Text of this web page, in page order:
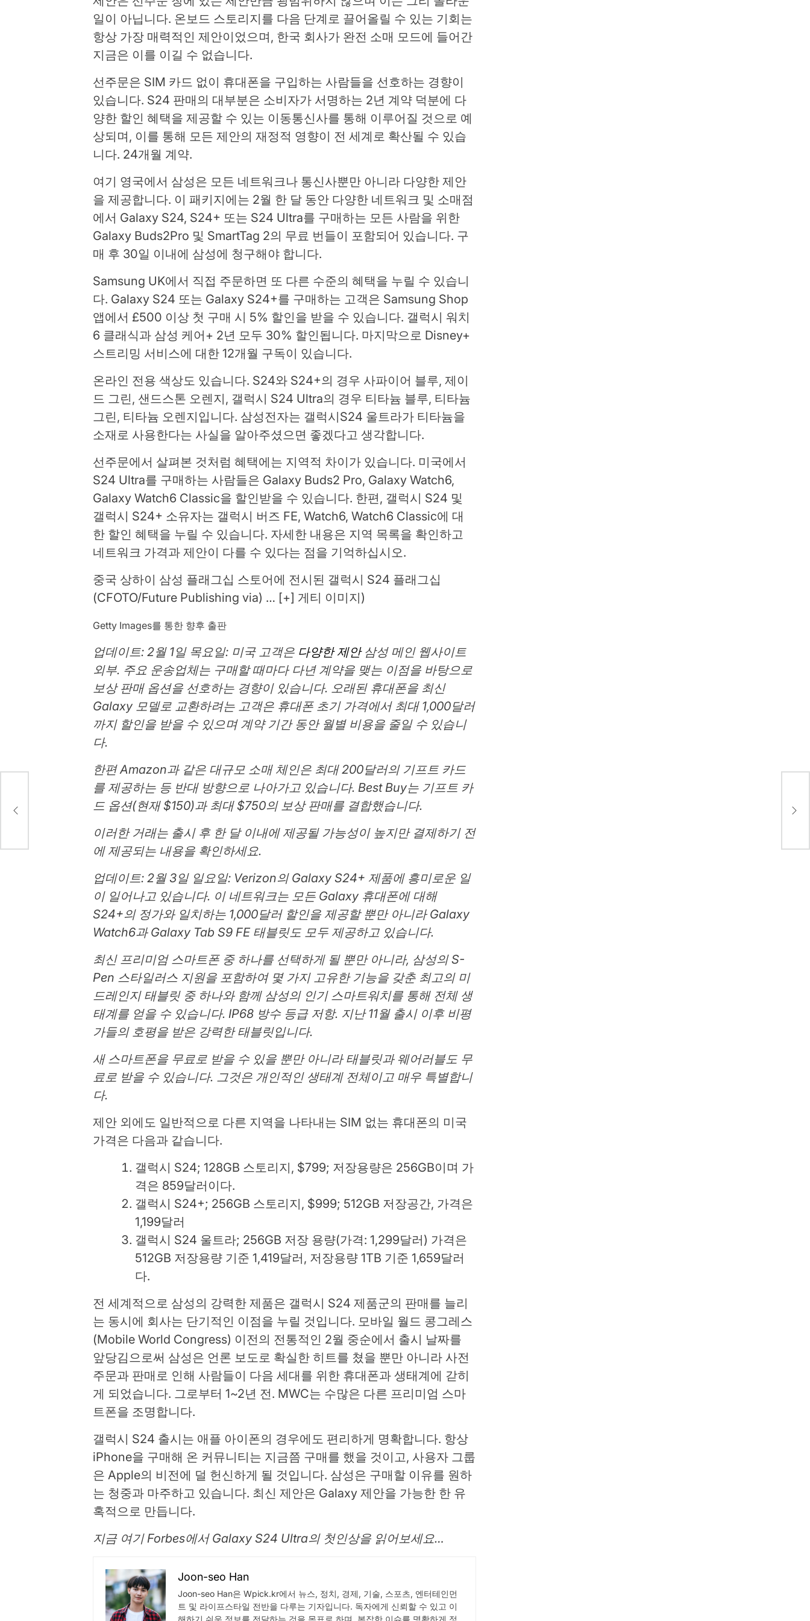
일이 아닙니다. 온보드 스토리지를 다음 단계로 끌어올릴 수 있는 기회는
항상 가장 매력적인 제안이었으며, 한국 회사가 완전 소매 모드에 들어간
지금은 이를 이길 수 없습니다.
선주문은 SIM 카드 없이 휴대폰을 구입하는 사람들을 선호하는 경향이
있습니다. S24 판매의 대부분은 소비자가 서명하는 2년 계약 덕분에 다
양한 할인 혜택을 제공할 수 있는 이동통신사를 통해 이루어질 것으로 예
상되며, 이를 통해 모든 제안의 재정적 영향이 전 세계로 확산될 수 있습
니다. 24개월 계약.
여기 영국에서 삼성은 모든 네트워크나 통신사뿐만 아니라 다양한 제안
을 제공합니다. 이 패키지에는 2월 한 달 동안 다양한 네트워크 및 소매점
에서 Galaxy S24, S24+ 또는 S24 Ultra를 구매하는 모든 사람을 위한
Galaxy Buds2Pro 및 SmartTag 2의 무료 번들이 포함되어 있습니다. 구
매 후 30일 이내에 삼성에 청구해야 합니다.
Samsung UK에서 직접 주문하면 또 다른 수준의 혜택을 누릴 수 있습니
다. Galaxy S24 또는 Galaxy S24+를 구매하는 고객은 Samsung Shop
앱에서 £500 이상 첫 구매 시 5% 할인을 받을 수 있습니다. 갤럭시 워치
6 클래식과 삼성 케어+ 2년 모두 30% 할인됩니다. 마지막으로 Disney+
스트리밍 서비스에 대한 12개월 구독이 있습니다.
온라인 전용 색상도 있습니다. S24와 S24+의 경우 사파이어 블루, 제이
드 그린, 샌드스톤 오렌지, 갤럭시 S24 Ultra의 경우 티타늄 블루, 티타늄
그린, 티타늄 오렌지입니다. 삼성전자는 갤럭시S24 울트라가 티타늄을
소재로 사용한다는 사실을 알아주셨으면 좋겠다고 생각합니다.
선주문에서 살펴본 것처럼 혜택에는 지역적 차이가 있습니다. 미국에서
S24 Ultra를 구매하는 사람들은 Galaxy Buds2 Pro, Galaxy Watch6,
Galaxy Watch6 Classic을 할인받을 수 있습니다. 한편, 갤럭시 S24 및
갤럭시 S24+ 소유자는 갤럭시 버즈 FE, Watch6, Watch6 Classic에 대
한 할인 혜택을 누릴 수 있습니다. 자세한 내용은 지역 목록을 확인하고
네트워크 가격과 제안이 다를 수 있다는 점을 기억하십시오.
중국 상하이 삼성 플래그십 스토어에 전시된 갤럭시 S24 플래그십
(CFOTO/Future Publishing via) … [+] 게티 이미지)
Getty Images를 통한 향후 출판
업데이트: 2월 1일 목요일: 미국 고객은 다양한 제안삼성 메인 웹사이트
외부. 주요 운송업체는 구매할 때마다 다년 계약을 맺는 이점을 바탕으로
보상 판매 옵션을 선호하는 경향이 있습니다. 오래된 휴대폰을 최신
Galaxy 모델로 교환하려는 고객은 휴대폰 초기 가격에서 최대 1,000달러
까지 할인을 받을 수 있으며 계약 기간 동안 월별 비용을 줄일 수 있습니
다.
한편 Amazon과 같은 대규모 소매 체인은 최대 200달러의 기프트 카드
를 제공하는 등 반대 방향으로 나아가고 있습니다. Best Buy는 기프트 카
드 옵션(현재 $150)과 최대 $750의 보상 판매를 결합했습니다.
이러한 거래는 출시 후 한 달 이내에 제공될 가능성이 높지만 결제하기 전
에 제공되는 내용을 확인하세요.
업데이트: 2월 3일 일요일: Verizon의 Galaxy S24+ 제품에 흥미로운 일
이 일어나고 있습니다. 이 네트워크는 모든 Galaxy 휴대폰에 대해
S24+의 정가와 일치하는 1,000달러 할인을 제공할 뿐만 아니라 Galaxy
Watch6과 Galaxy Tab S9 FE 태블릿도 모두 제공하고 있습니다.
최신 프리미엄 스마트폰 중 하나를 선택하게 될 뿐만 아니라, 삼성의 S-
Pen 스타일러스 지원을 포함하여 몇 가지 고유한 기능을 갖춘 최고의 미
드레인지 태블릿 중 하나와 함께 삼성의 인기 스마트워치를 통해 전체 생
태계를 얻을 수 있습니다. IP68 방수 등급 저항. 지난 11월 출시 이후 비평
가들의 호평을 받은 강력한 태블릿입니다.
새 스마트폰을 무료로 받을 수 있을 뿐만 아니라 태블릿과 웨어러블도 무
료로 받을 수 있습니다. 그것은 개인적인 생태계 전체이고 매우 특별합니
다.
제안 외에도 일반적으로 다른 지역을 나타내는 SIM 없는 휴대폰의 미국
가격은 다음과 같습니다.
갤럭시 S24; 128GB 스토리지, $799; 저장용량은 256GB이며 가
격은 859달러이다.
갤럭시 S24+; 256GB 스토리지, $999; 512GB 저장공간, 가격은
1,199달러
갤럭시 S24 울트라; 256GB 저장 용량(가격: 1,299달러) 가격은
512GB 저장용량 기준 1,419달러, 저장용량 1TB 기준 1,659달러
다.
전 세계적으로 삼성의 강력한 제품은 갤럭시 S24 제품군의 판매를 늘리
는 동시에 회사는 단기적인 이점을 누릴 것입니다. 모바일 월드 콩그레스
(Mobile World Congress) 이전의 전통적인 2월 중순에서 출시 날짜를
앞당김으로써 삼성은 언론 보도로 확실한 히트를 쳤을 뿐만 아니라 사전
주문과 판매로 인해 사람들이 다음 세대를 위한 휴대폰과 생태계에 갇히
게 되었습니다. 그로부터 1~2년 전. MWC는 수많은 다른 프리미엄 스마
트폰을 조명합니다.
갤럭시 S24 출시는 애플 아이폰의 경우에도 편리하게 명확합니다. 항상
iPhone을 구매해 온 커뮤니티는 지금쯤 구매를 했을 것이고, 사용자 그룹
은 Apple의 비전에 덜 헌신하게 될 것입니다. 삼성은 구매할 이유를 원하
는 청중과 마주하고 있습니다. 최신 제안은 Galaxy 제안을 가능한 한 유
혹적으로 만듭니다.
지금 여기 Forbes에서 Galaxy S24 Ultra의 첫인상을 읽어보세요…
Joon-seo Han
Joon-seo Han은 Wpick.kr에서 뉴스, 정치, 경제, 기술, 스포츠, 엔터테인먼
트 및 라이프스타일 전반을 다루는 기자입니다. 독자에게 신뢰할 수 있고 이
해하기 쉬운 정보를 전달하는 것을 목표로 하며, 복잡한 이슈를 명확하게 정
었